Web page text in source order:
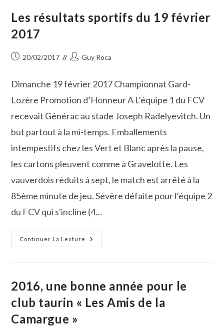
La
Course
Les résultats sportifs du 19 février
2017
Publication
20/02/2017
Auteur/autrice
publication :
Guy Roca
Dimanche 19 février 2017 Championnat Gard-
Lozère Promotion d’Honneur A L’équipe 1 du FCV
recevait Générac au stade Joseph Radelyevitch. Un
but partout à la mi-temps. Emballements
intempestifs chez les Vert et Blanc après la pause,
les cartons pleuvent comme à Gravelotte. Les
vauverdois réduits à sept, le match est arrêté à la
85ème minute de jeu. Sévère défaite pour l’équipe 2
du FCV qui s'incline (4…
Continuer La Lecture
Les
Résultats
2016, une bonne année pour le
club taurin « Les Amis de la
Camargue »